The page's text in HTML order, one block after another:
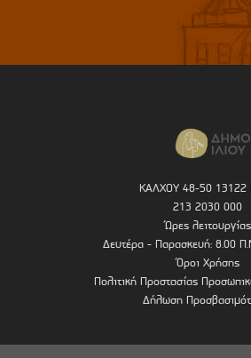
ΚΑΛΧΟΥ 48-50 13122
213 2030 000
Ώρες λειτουργίας
Δευτέρα - Παρασκευή: 8.00
Όροι Χρήσης
Πολιτική Προστασίας
Δήλωση